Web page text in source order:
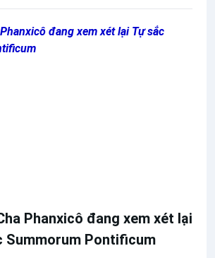
đang xem xét lại Tự sắc
Phanxicô đang xem xét lại
Summorum Pontificum